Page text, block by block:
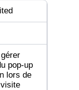
pop-up
lors de